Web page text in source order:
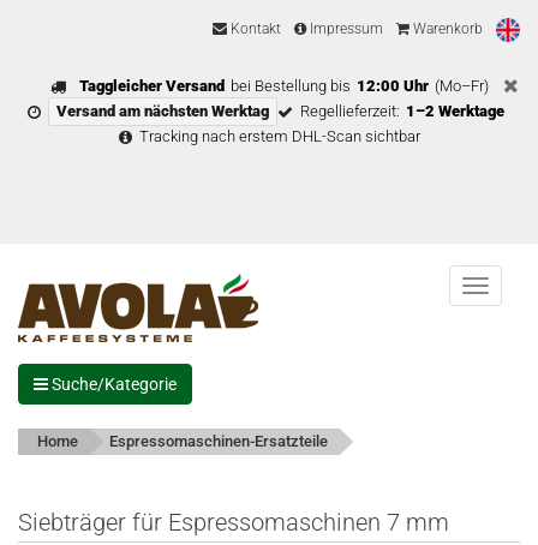
Kontakt Impressum Warenkorb
Taggleicher Versand bei Bestellung bis 12:00 Uhr (Mo–Fr)
Versand am nächsten Werktag
Regellieferzeit: 1–2 Werktage
Tracking nach erstem DHL-Scan sichtbar
Menu
Suche/Kategorie
Home Espressomaschinen-Ersatzteile
Siebträger für Espressomaschinen 7 mm